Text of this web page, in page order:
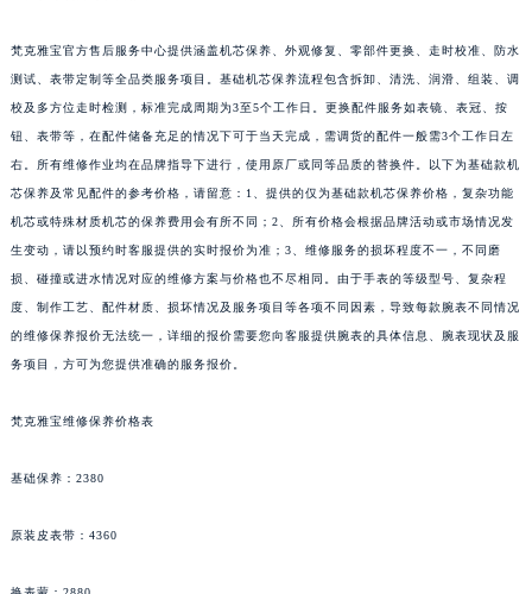
梵克雅宝官方售后服务中心提供涵盖机芯保养、外观修复、零部件更换、走时校准、防水
测试、表带定制等全品类服务项目。基础机芯保养流程包含拆卸、清洗、润滑、组装、调
校及多方位走时检测，标准完成周期为3至5个工作日。更换配件服务如表镜、表冠、按
钮、表带等，在配件储备充足的情况下可于当天完成，需调货的配件一般需3个工作日左
右。所有维修作业均在品牌指导下进行，使用原厂或同等品质的替换件。以下为基础款机
芯保养及常见配件的参考价格，请留意：1、提供的仅为基础款机芯保养价格，复杂功能
机芯或特殊材质机芯的保养费用会有所不同；2、所有价格会根据品牌活动或市场情况发
生变动，请以预约时客服提供的实时报价为准；3、维修服务的损坏程度不一，不同磨
损、碰撞或进水情况对应的维修方案与价格也不尽相同。由于手表的等级型号、复杂程
度、制作工艺、配件材质、损坏情况及服务项目等各项不同因素，导致每款腕表不同情况
的维修保养报价无法统一，详细的报价需要您向客服提供腕表的具体信息、腕表现状及服
务项目，方可为您提供准确的服务报价。
梵克雅宝维修保养价格表
基础保养：2380
原装皮表带：4360